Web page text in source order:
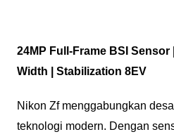
24MP Full-Frame BSI Sensor
Width | Stabilization 8EV
Nikon Zf menggabungkan
teknologi modern. Dengan